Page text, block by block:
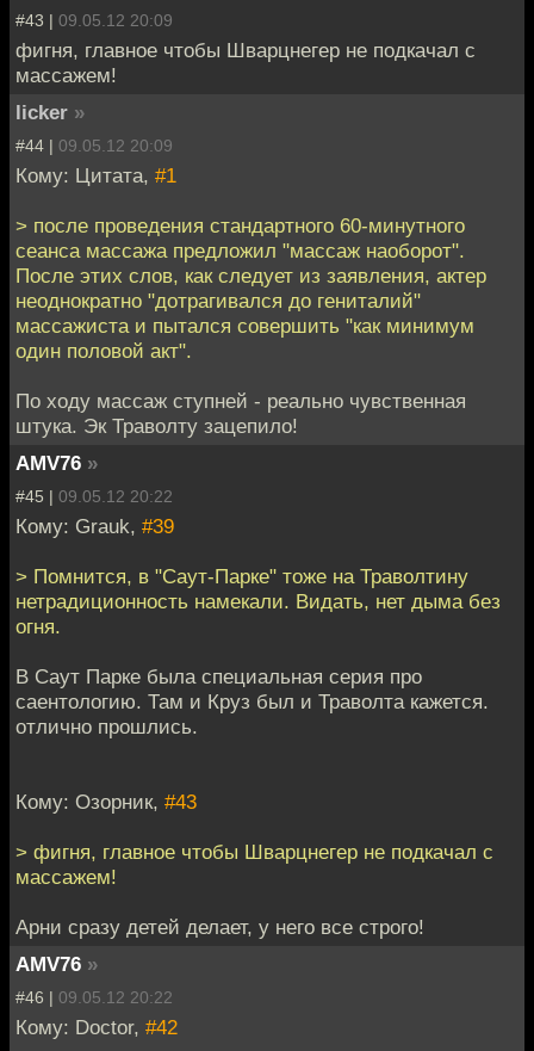
#43 | 09.05.12 20:09
фигня, главное чтобы Шварцнегер не подкачал с
массажем!
licker »
#44 | 09.05.12 20:09
Кому: Цитата, #1
> после проведения стандартного 60-минутного
сеанса массажа предложил "массаж наоборот".
После этих слов, как следует из заявления, актер
неоднократно "дотрагивался до гениталий"
массажиста и пытался совершить "как минимум
один половой акт".
По ходу массаж ступней - реально чувственная
штука. Эк Траволту зацепило!
AMV76 »
#45 | 09.05.12 20:22
Кому: Grauk, #39
> Помнится, в "Саут-Парке" тоже на Траволтину
нетрадиционность намекали. Видать, нет дыма без
огня.
В Саут Парке была специальная серия про
саентологию. Там и Круз был и Траволта кажется.
отлично прошлись.
Кому: Озорник, #43
> фигня, главное чтобы Шварцнегер не подкачал с
массажем!
Арни сразу детей делает, у него все строго!
AMV76 »
#46 | 09.05.12 20:22
Кому: Doctor, #42